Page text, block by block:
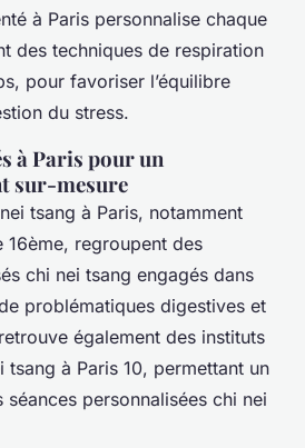
à Paris personnalise chaque
des techniques de respiration
pour favoriser l’équilibre
du stress.
à Paris pour un
sur-mesure
tsang à Paris, notamment
16ème, regroupent des
chi nei tsang engagés dans
problématiques digestives et
également des instituts
à Paris 10, permettant un
personnalisées chi nei